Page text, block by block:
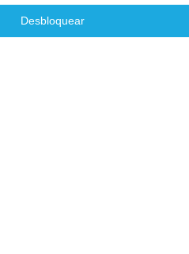
Desbloquear